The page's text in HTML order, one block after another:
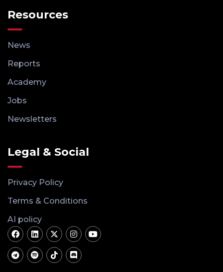
Resources
News
Reports
Academy
Jobs
Newsletters
Legal & Social
Privacy Policy
Terms & Conditions
AI policy